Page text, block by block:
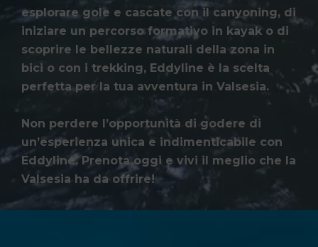
esplorare gole e cascate con il canyoning, di
iniziare un percorso formativo in kayak o di
scoprire le bellezze naturali della zona in
bici o con i trekking, Eddyline è la scelta
perfetta per la tua avventura in Valsesia.
Non perdere l’opportunità di godere di
un’esperienza unica e indimenticabile con
Eddyline. Prenota oggi e vivi il meglio che la
Valsesia ha da offrire!